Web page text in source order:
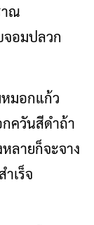
าณ
จอมปลวก
หมอกแก้ว
ควันสีดำถ้า
ลายก็จะจาง
เร็จ